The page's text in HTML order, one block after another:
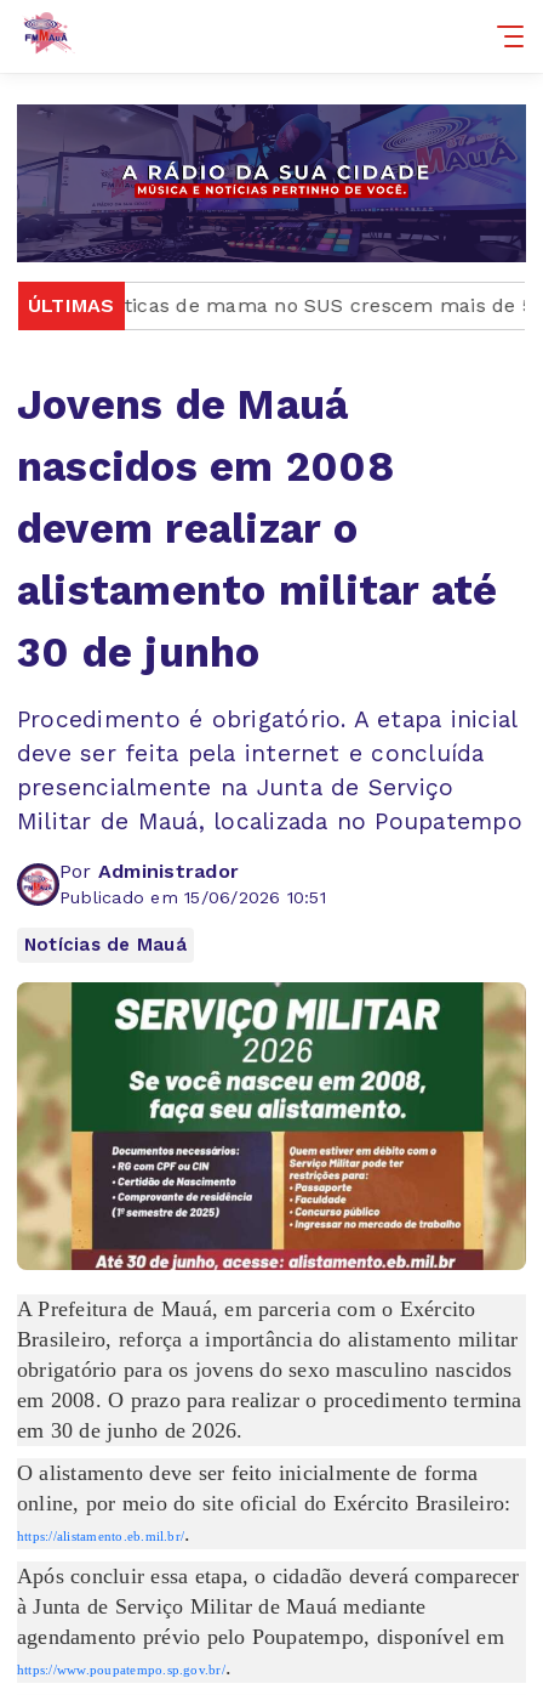
ÚLTIMASde mama no SUS crescem mais de 50% em
Jovens de Mauá
nascidos em 2008
devem realizar o
alistamento militar até
30 de junho
Procedimento é obrigatório. A etapa inicial
deve ser feita pela internet e concluída
presencialmente na Junta de Serviço
Militar de Mauá, localizada no Poupatempo
Por Administrador
Publicado em 15/06/2026 10:51
Notícias de Mauá
A Prefeitura de Mauá, em parceria com o Exército
Brasileiro, reforça a importância do alistamento militar
obrigatório para os jovens do sexo masculino nascidos
em 2008. O prazo para realizar o procedimento termina
em 30 de junho de 2026.
O alistamento deve ser feito inicialmente de forma
online, por meio do site oficial do Exército Brasileiro:
https://alistamento.eb.mil.br/.
Após concluir essa etapa, o cidadão deverá comparecer
à Junta de Serviço Militar de Mauá mediante
agendamento prévio pelo Poupatempo, disponível em
https://www.poupatempo.sp.gov.br/.